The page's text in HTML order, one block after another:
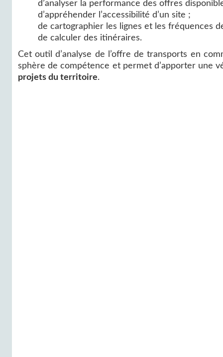
d’analyser la performance des offres
d’appréhender l’accessibilité d’un site ;
de cartographier les lignes et les fréquences
de calculer des itinéraires.
Cet outil d’analyse de l’offre de transports en
sphère de compétence et permet d’apporter une
projets du territoire.